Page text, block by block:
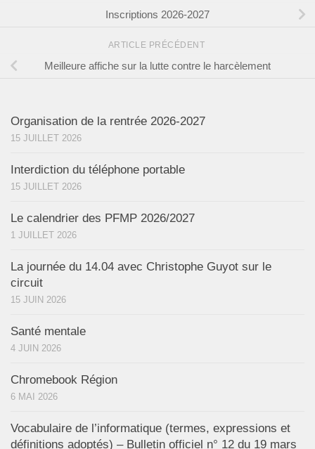
Inscriptions 2026-2027
ARTICLE PRÉCÉDENT
Meilleure affiche sur la lutte contre le harcèlement
Organisation de la rentrée 2026-2027
15 JUILLET 2026
Interdiction du téléphone portable
15 JUILLET 2026
Le calendrier des PFMP 2026/2027
1 JUILLET 2026
La journée du 14.04 avec Christophe Guyot sur le
circuit
15 JUIN 2026
Santé mentale
4 JUIN 2026
Chromebook Région
6 MAI 2026
Vocabulaire de l’informatique (termes, expressions et
définitions adoptés) – Bulletin officiel n° 12 du 19 mars